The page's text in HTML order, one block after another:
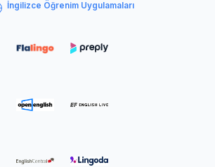
İngilizce Öğrenim Uygulamaları